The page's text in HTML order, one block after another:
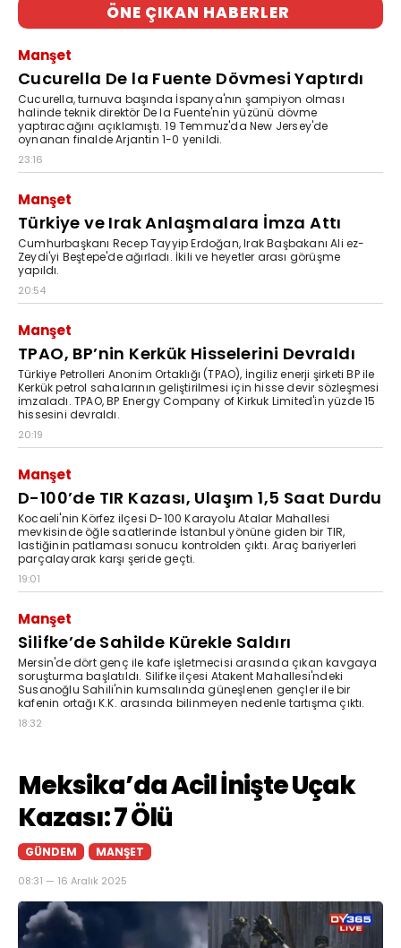
ÖNE ÇIKAN HABERLER
Manşet
Cucurella De la Fuente Dövmesi Yaptırdı
Cucurella, turnuva başında İspanya'nın şampiyon olması
halinde teknik direktör De la Fuente'nin yüzünü dövme
yaptıracağını açıklamıştı. 19 Temmuz'da New Jersey'de
oynanan finalde Arjantin 1-0 yenildi.
23:16
Manşet
Türkiye ve Irak Anlaşmalara İmza Attı
Cumhurbaşkanı Recep Tayyip Erdoğan, Irak Başbakanı Ali ez-
Zeydi'yi Beştepe'de ağırladı. İkili ve heyetler arası görüşme
yapıldı.
20:54
Manşet
TPAO, BP’nin Kerkük Hisselerini Devraldı
Türkiye Petrolleri Anonim Ortaklığı (TPAO), İngiliz enerji şirketi BP ile
Kerkük petrol sahalarının geliştirilmesi için hisse devir sözleşmesi
imzaladı. TPAO, BP Energy Company of Kirkuk Limited'in yüzde 15
hissesini devraldı.
20:19
Manşet
D-100’de TIR Kazası, Ulaşım 1,5 Saat Durdu
Kocaeli'nin Körfez ilçesi D-100 Karayolu Atalar Mahallesi
mevkisinde öğle saatlerinde İstanbul yönüne giden bir TIR,
lastiğinin patlaması sonucu kontrolden çıktı. Araç bariyerleri
parçalayarak karşı şeride geçti.
19:01
Manşet
Silifke’de Sahilde Kürekle Saldırı
Mersin'de dört genç ile kafe işletmecisi arasında çıkan kavgaya
soruşturma başlatıldı. Silifke ilçesi Atakent Mahallesi'ndeki
Susanoğlu Sahili'nin kumsalında güneşlenen gençler ile bir
kafenin ortağı K.K. arasında bilinmeyen nedenle tartışma çıktı.
18:32